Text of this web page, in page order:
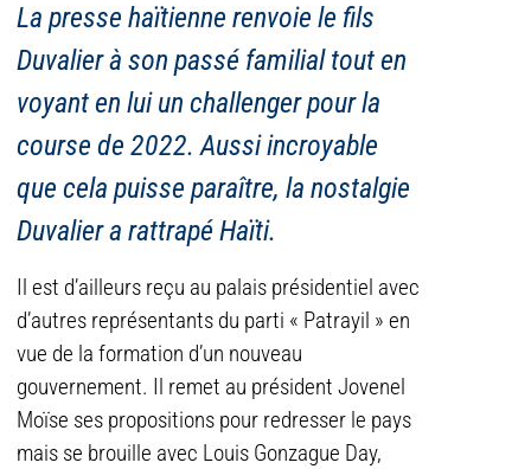
La presse haïtienne renvoie le fils
Duvalier à son passé familial tout en
voyant en lui un challenger pour la
course de 2022. Aussi incroyable
que cela puisse paraître, la nostalgie
Duvalier a rattrapé Haïti.
Il est d’ailleurs reçu au palais présidentiel avec
d’autres représentants du parti « Patrayil » en
vue de la formation d’un nouveau
gouvernement. Il remet au président Jovenel
Moïse ses propositions pour redresser le pays
mais se brouille avec Louis Gonzague Day,